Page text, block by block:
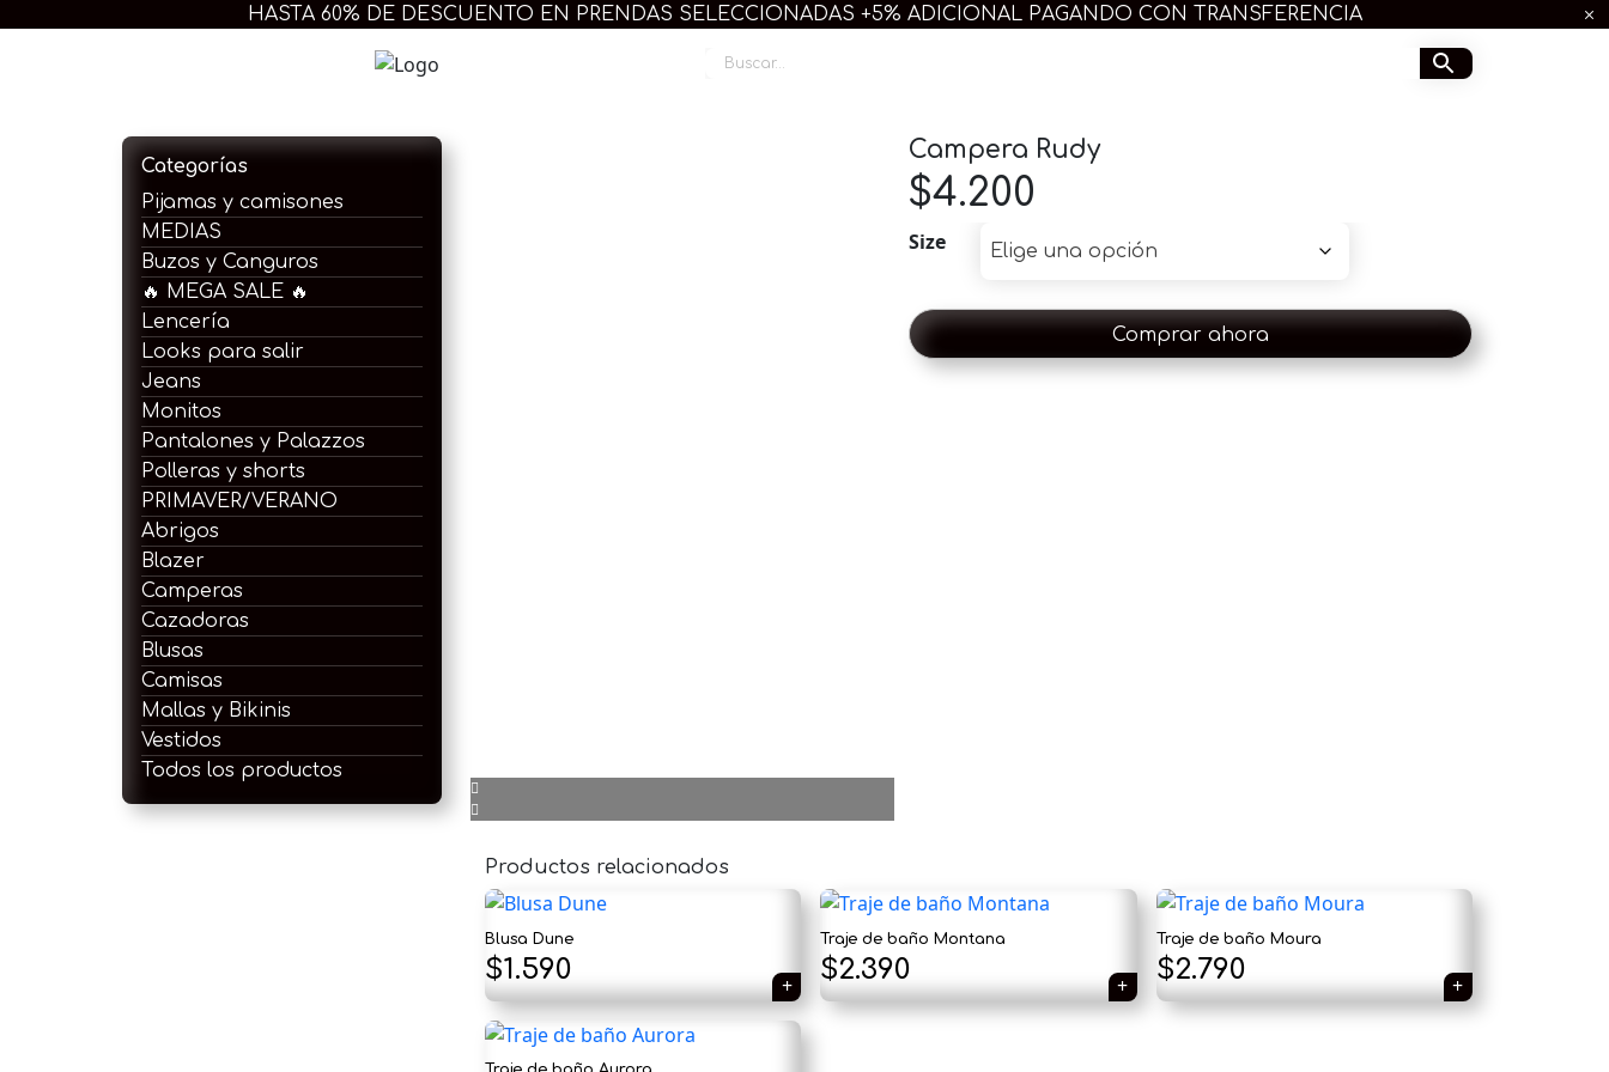
HASTA 60% DE DESCUENTO EN PRENDAS SELECCIONADAS +5% ADICIONAL PAGANDO CON TRANSFERENCIA
Categorías
Pijamas y camisones
MEDIAS
Buzos y Canguros
🔥 MEGA SALE 🔥
Lencería
Looks para salir
Jeans
Monitos
Pantalones y Palazzos
Polleras y shorts
PRIMAVER/VERANO
Abrigos
Blazer
Camperas
Cazadoras
Blusas
Camisas
Mallas y Bikinis
Vestidos
Todos los productos
Campera Rudy
$4.200
Size
Comprar ahora
Productos relacionados
Blusa Dune
El
precio
original
$1.590El
precio
actual
Traje de baño Montana
$2.390
Traje de baño Moura
$2.790
Tu carrito está vacío.
Agregá un producto y aparecerá acá